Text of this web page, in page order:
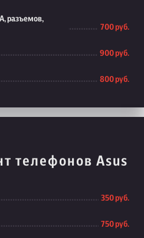
разъемов,
700 руб.
900 руб.
800 руб.
телефонов Asus
350 руб.
750 руб.